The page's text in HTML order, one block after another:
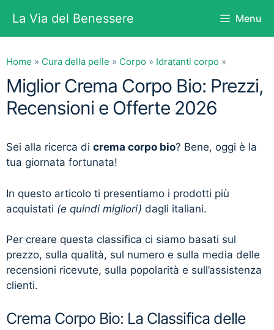
contenuto
La Via del Benessere Menu
Home » Cura della pelle » Corpo » Idratanti corpo »
Miglior Crema Corpo Bio: Prezzi,
Recensioni e Offerte 2026
Sei alla ricerca di crema corpo bio? Bene, oggi è la
tua giornata fortunata!
In questo articolo ti presentiamo i prodotti più
acquistati (e quindi migliori) dagli italiani.
Per creare questa classifica ci siamo basati sul
prezzo, sulla qualità, sul numero e sulla media delle
recensioni ricevute, sulla popolarità e sull’assistenza
clienti.
Crema Corpo Bio: La Classifica delle